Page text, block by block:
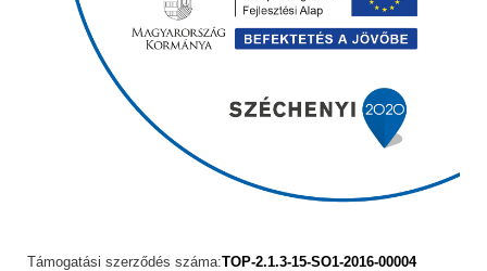
Támogatási szerződés száma:TOP-2.1.3-15-SO1-2016-00004